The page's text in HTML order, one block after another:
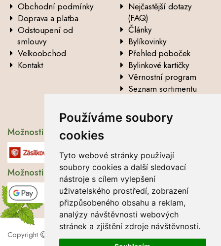
Používáme soubory
cookies
Tyto webové stránky používají
soubory cookies a další sledovací
nástroje s cílem vylepšení
uživatelského prostředí, zobrazení
přizpůsobeného obsahu a reklam,
analýzy návštěvnosti webových
stránek a zjištění zdroje návštěvnosti.
Obchodní podmínky
Doprava a platba
Odstoupení od
smlouvy
Velkoobchod
Kontakt
Nejčastější dotazy
(FAQ)
Články
Bylíkovinky
Přehled poboček
Bylinkové kartičky
Věrnostní program
Seznam sortimentu
údajů
Možnosti dopravy
Možnosti platby
Copyright 2026 Lbros s.r.o.